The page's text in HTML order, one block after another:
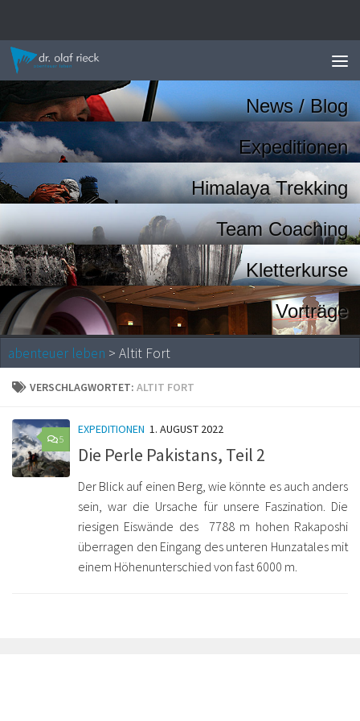
News / Blog
Expeditionen
Himalaya Trekking
Team Coaching
Kletterkurse
Vorträge
abenteuer leben > Altit Fort
VERSCHLAGWORTET: ALTIT FORT
5
EXPEDITIONEN 1. AUGUST 2022
Die Perle Pakistans, Teil 2
Der Blick auf einen Berg, wie könnte es auch anders
sein, war die Ursache für unsere Faszination. Die
riesigen Eiswände des 7788 m hohen Rakaposhi
überragen den Eingang des unteren Hunzatales mit
einem Höhenunterschied von fast 6000 m.